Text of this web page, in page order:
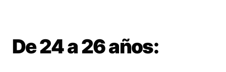
De 24 a 26 años: